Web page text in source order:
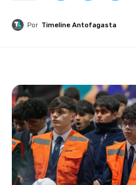
Por Timeline Antofagasta